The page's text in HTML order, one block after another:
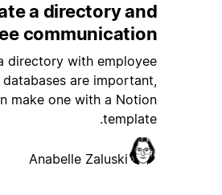
a directory and
communication
directory with employee
are important,
make one with a Notion
template.
Anabelle Zaluski